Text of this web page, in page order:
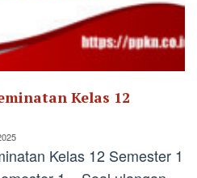
Kelas 12
Kelas 12 Semester 1